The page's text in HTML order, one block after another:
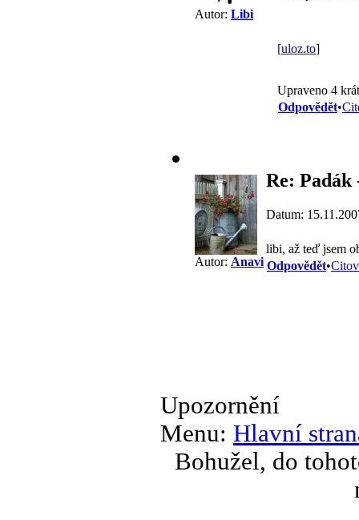
Autor: Libi
[uloz.to]
Upraveno 4
Odpovědět•
Autor: Anavi
Re: Padák
Datum:
libi, až teď jsem
Odpovědět•
Upozornění
Menu: Hlavní
Bohužel, do